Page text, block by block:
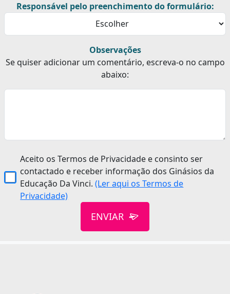
Responsável pelo preenchimento do formulário:
Observações
Se quiser adicionar um comentário, escreva-o no campo
abaixo:
Aceito os Termos de Privacidade e consinto ser
contactado e receber informação dos Ginásios da
Educação Da Vinci.(Ler aqui os Termos de
Privacidade)
ENVIAR